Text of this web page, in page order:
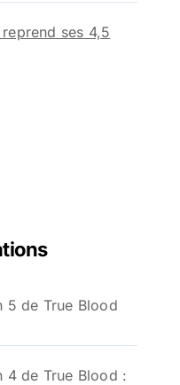
ses 4,5
5 de True Blood
4 de True Blood :